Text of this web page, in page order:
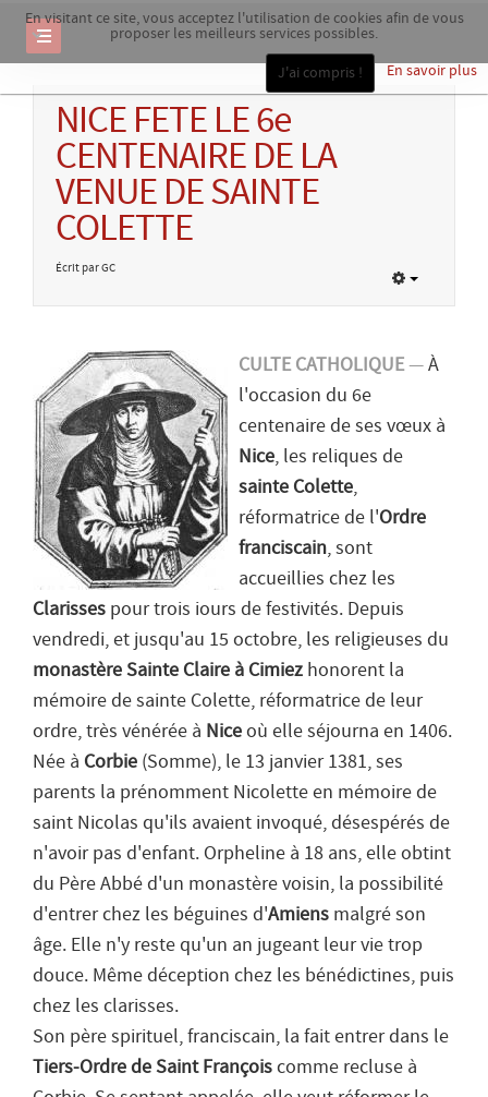
En visitant ce site, vous acceptez l'utilisation de cookies afin de vous
proposer les meilleurs services possibles.
En savoir plus
J'ai compris !
NICE FETE LE 6e
CENTENAIRE DE LA
VENUE DE SAINTE
COLETTE
Écrit par GC
CULTE CATHOLIQUE— À
l'occasion du 6e
centenaire de ses vœux à
Nice, les reliques de
sainte Colette,
réformatrice de l'Ordre
franciscain, sont
accueillies chez les
Clarisses pour trois iours de festivités. Depuis
vendredi, et jusqu'au 15 octobre, les religieuses du
monastère Sainte Claire à Cimiez honorent la
mémoire de sainte Colette, réformatrice de leur
ordre, très vénérée à Nice où elle séjourna en 1406.
Née à Corbie (Somme), le 13 janvier 1381, ses
parents la prénomment Nicolette en mémoire de
saint Nicolas qu'ils avaient invoqué, désespérés de
n'avoir pas d'enfant. Orpheline à 18 ans, elle obtint
du Père Abbé d'un monastère voisin, la possibilité
d'entrer chez les béguines d'Amiens malgré son
âge. Elle n'y reste qu'un an jugeant leur vie trop
douce. Même déception chez les bénédictines, puis
chez les clarisses.
Son père spirituel, franciscain, la fait entrer dans le
Tiers-Ordre de Saint François comme recluse à